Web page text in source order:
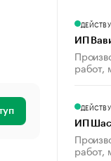
ИП
работ,
ИП
работ,